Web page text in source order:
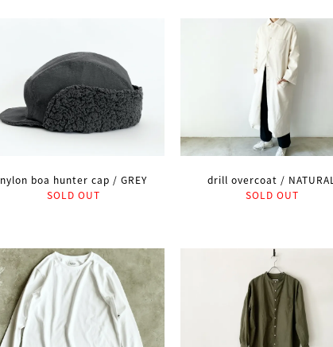
nylon boa hunter cap / GREY
SOLD OUT
drill overcoat / NATURAL
SOLD OUT